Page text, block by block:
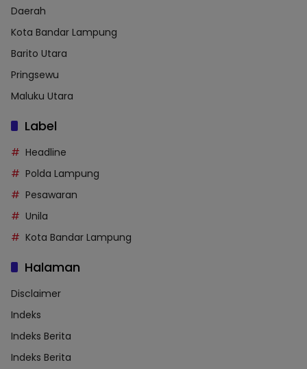
Daerah
Kota Bandar Lampung
Barito Utara
Pringsewu
Maluku Utara
Label
Headline
Polda Lampung
Pesawaran
Unila
Kota Bandar Lampung
Halaman
Disclaimer
Indeks
Indeks Berita
Indeks Berita